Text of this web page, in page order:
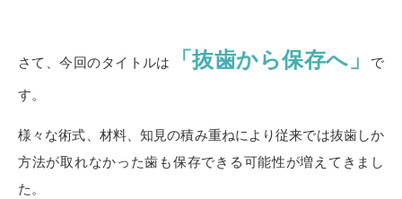
さて、今回のタイトルは 「抜歯から保存へ」 で
す。
様々な術式、材料、知見の積み重ねにより従来では抜歯しか
方法が取れなかった歯も保存できる可能性が増えてきまし
た。